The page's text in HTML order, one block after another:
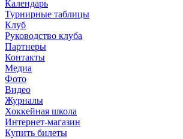
Календарь
Турнирные таблицы
Клуб
Руководство клуба
Партнеры
Контакты
Медиа
Фото
Видео
Журналы
Хоккейная школа
Интернет-магазин
Купить билеты